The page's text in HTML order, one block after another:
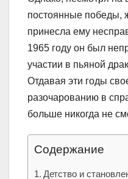
постоянные победы,
принесла ему
1965 году он был
участии в пьяной
Отдавая эти годы
разочарованию в
больше никогда не
Содержание
Детство и